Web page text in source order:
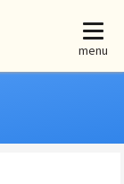
menu